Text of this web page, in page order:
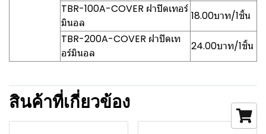
TBR-100A-COVER ฝาปิดเทอร์
มินอล
18.00บาท/1ชิ้น
TBR-200A-COVER ฝาปิดเท
อร์มินอล
24.00บาท/1ชิ้น
สินค้าที่เกี่ยวข้อง